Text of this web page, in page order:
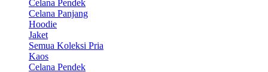
Celana Pendek
Celana Panjang
Hoodie
Jaket
Semua Koleksi Pria
Kaos
Celana Pendek